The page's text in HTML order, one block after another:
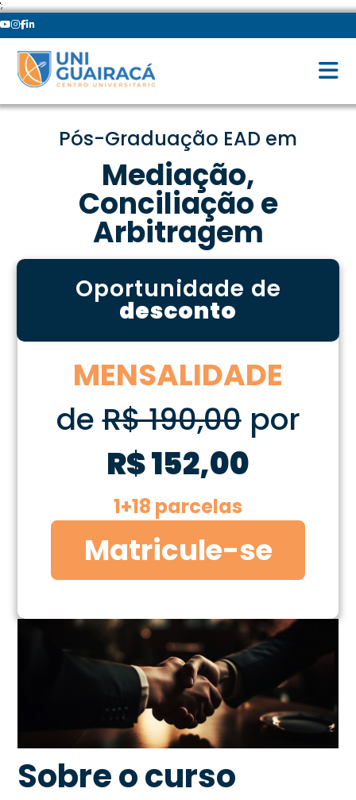
';
Sobre o curso
Pós-Graduação EAD em
Mediação,
Conciliação e
Arbitragem
Oportunidade de
desconto
MENSALIDADE
deR$ 190,00por
R$ 152,00
1+18 parcelas
Matricule-se